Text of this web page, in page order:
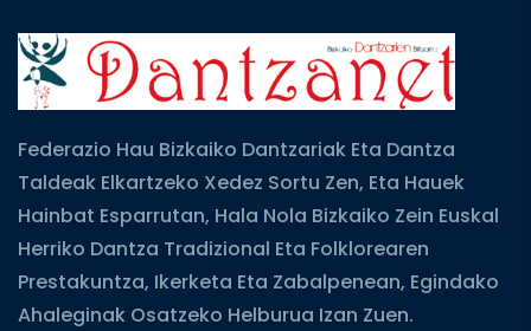
Federazio Hau Bizkaiko Dantzariak Eta Dantza
Taldeak Elkartzeko Xedez Sortu Zen, Eta Hauek
Hainbat Esparrutan, Hala Nola Bizkaiko Zein Euskal
Herriko Dantza Tradizional Eta Folklorearen
Prestakuntza, Ikerketa Eta Zabalpenean, Egindako
Ahaleginak Osatzeko Helburua Izan Zuen.